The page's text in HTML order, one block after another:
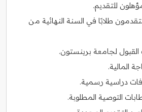
للتقديم.
طلابًا في السنة النهائية من
لجامعة برينستون.
المالية.
دراسية رسمية.
التوصية المطلوبة.